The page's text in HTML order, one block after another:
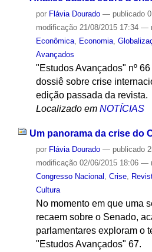
por Flávia Dourado — publicado
modificação21/08/2015 17:34 —
Econômica, Economia,
Avançados
"Estudos Avançados" nº
dossiê sobre crise
edição passada da revista.
Localizado em NOTÍCIAS
Um panorama da crise do
por Flávia Dourado — publicado
modificação02/06/2015 18:06 —
Congresso Nacional , Crise,
Cultura
No momento em que uma
recaem sobre o Senado,
parlamentares exploram o
"Estudos Avançados" 67.